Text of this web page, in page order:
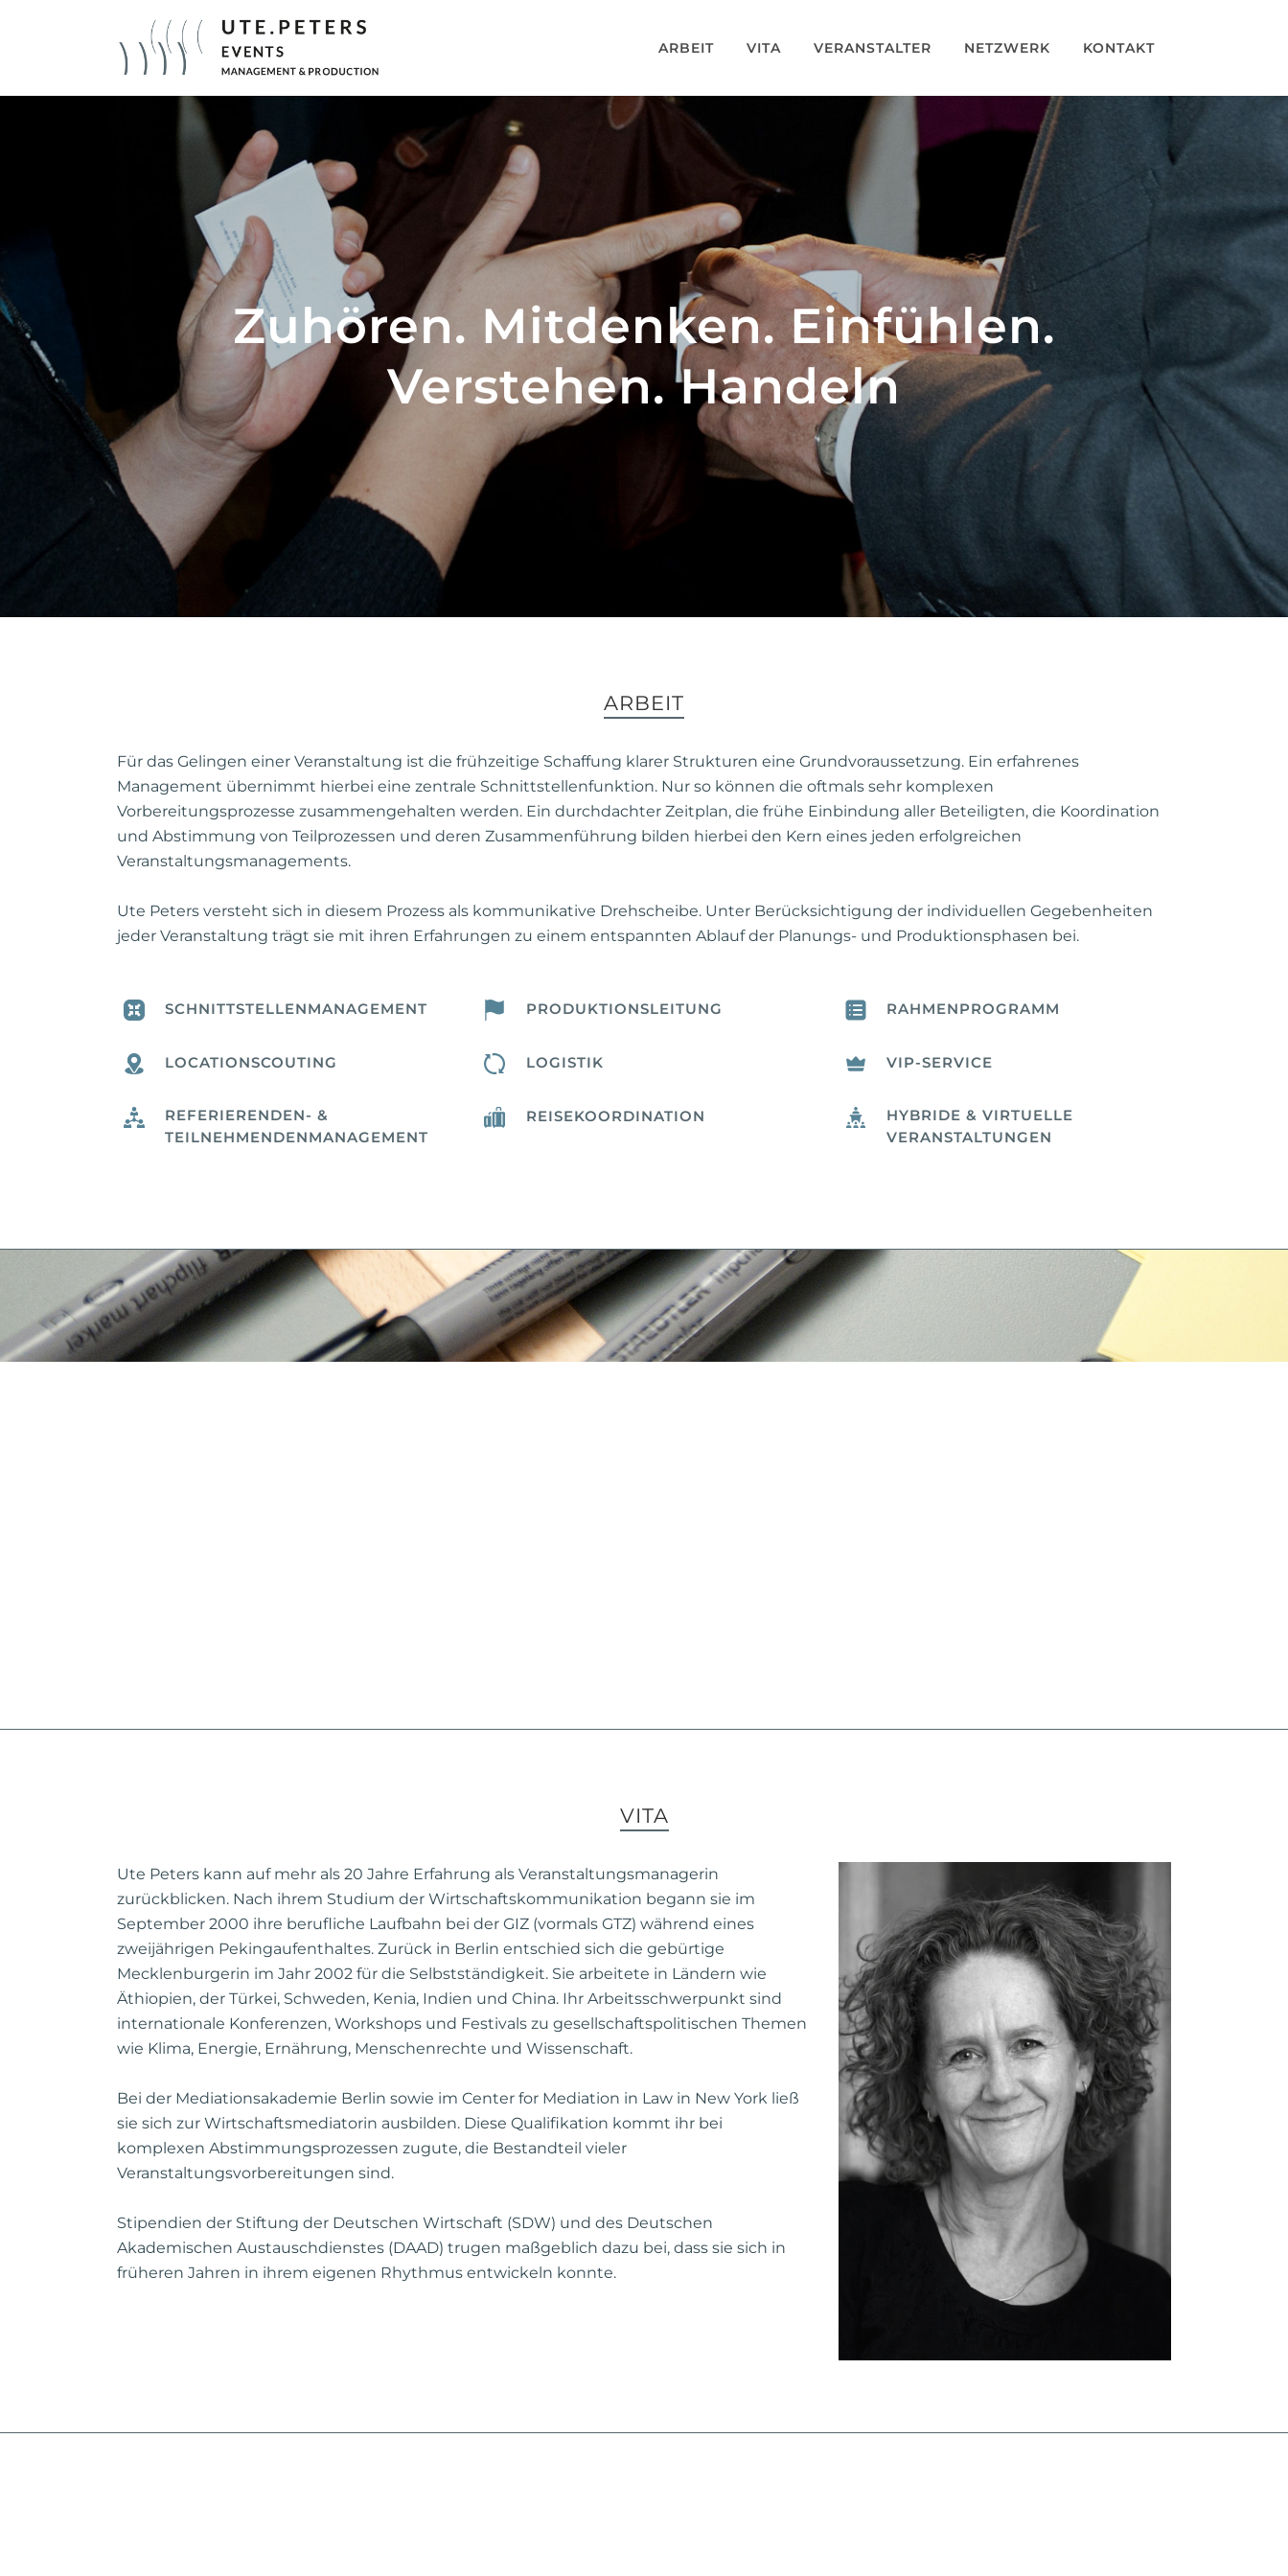
ARBEIT VITA VERANSTALTER NETZWERK KONTAKT
Zuhören. Mitdenken. Einfühlen.
Verstehen. Handeln
ARBEIT
Für das Gelingen einer Veranstaltung ist die frühzeitige Schaffung klarer Strukturen eine Grundvoraussetzung. Ein erfahrenes
Management übernimmt hierbei eine zentrale Schnittstellenfunktion. Nur so können die oftmals sehr komplexen
Vorbereitungsprozesse zusammengehalten werden. Ein durchdachter Zeitplan, die frühe Einbindung aller Beteiligten, die Koordination
und Abstimmung von Teilprozessen und deren Zusammenführung bilden hierbei den Kern eines jeden erfolgreichen
Veranstaltungsmanagements.
Ute Peters versteht sich in diesem Prozess als kommunikative Drehscheibe. Unter Berücksichtigung der individuellen Gegebenheiten
jeder Veranstaltung trägt sie mit ihren Erfahrungen zu einem entspannten Ablauf der Planungs- und Produktionsphasen bei.
SCHNITTSTELLENMANAGEMENT PRODUKTIONSLEITUNG RAHMENPROGRAMM
LOCATIONSCOUTING LOGISTIK VIP-SERVICE
REFERIERENDEN- &
TEILNEHMENDENMANAGEMENT
REISEKOORDINATION
HYBRIDE & VIRTUELLE
VERANSTALTUNGEN
VITA
Ute Peters kann auf mehr als 20 Jahre Erfahrung als Veranstaltungsmanagerin
zurückblicken. Nach ihrem Studium der Wirtschaftskommunikation begann sie im
September 2000 ihre berufliche Laufbahn bei der GIZ (vormals GTZ) während eines
zweijährigen Pekingaufenthaltes. Zurück in Berlin entschied sich die gebürtige
Mecklenburgerin im Jahr 2002 für die Selbstständigkeit. Sie arbeitete in Ländern wie
Äthiopien, der Türkei, Schweden, Kenia, Indien und China. Ihr Arbeitsschwerpunkt sind
internationale Konferenzen, Workshops und Festivals zu gesellschaftspolitischen Themen
wie Klima, Energie, Ernährung, Menschenrechte und Wissenschaft.
Bei der Mediationsakademie Berlin sowie im Center for Mediation in Law in New York ließ
sie sich zur Wirtschaftsmediatorin ausbilden. Diese Qualifikation kommt ihr bei
komplexen Abstimmungsprozessen zugute, die Bestandteil vieler
Veranstaltungsvorbereitungen sind.
Stipendien der Stiftung der Deutschen Wirtschaft (SDW) und des Deutschen
Akademischen Austauschdienstes (DAAD) trugen maßgeblich dazu bei, dass sie sich in
früheren Jahren in ihrem eigenen Rhythmus entwickeln konnte.